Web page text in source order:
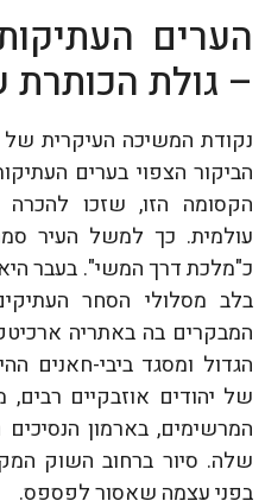
הערים
– גולת הכותרת
נקודת המשיכה העיקרית של
הביקור הצפוי בערים
הקסומה הזו, שזכו
עולמית. כך למשל העיר
כ"מלכת דרך המשי". בעבר היא
בלב מסלולי הסחר
המבקרים בה באתריה
הגדול ומסגד ביבי-חאנים
של יהודים אוזבקיים
המרשימים, בארמון הנסיכים
שלה. סיור ברחוב השוק
בפני עצמה שאסור לפספס.